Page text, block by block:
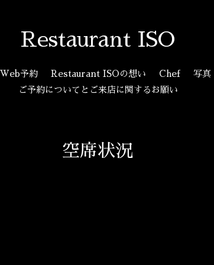
Restaurant ISO
Web予約 Restaurant ISOの想い Chef 写真
ご予約についてとご来店に関するお願い
空席状況